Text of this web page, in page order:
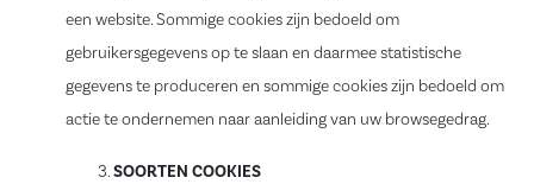
een website. Sommige cookies zijn bedoeld om
gebruikersgegevens op te slaan en daarmee statistische
gegevens te produceren en sommige cookies zijn bedoeld om
actie te ondernemen naar aanleiding van uw browsegedrag.
SOORTEN COOKIES